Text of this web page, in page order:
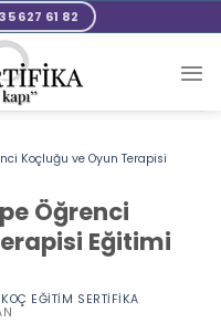
627 61 82
Koçluğu ve Oyun Terapisi
Öğrenci
Eğitimi
KOÇ EĞITIM SERTIFIKA